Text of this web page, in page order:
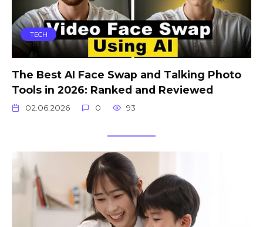
TECH
The Best AI Face Swap and Talking Photo
Tools in 2026: Ranked and Reviewed
02.06.2026 0 93